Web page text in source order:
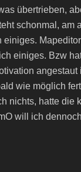
übertrieben,
schonmal, am
einiges. Bzw
wie möglich
nichts, hatte die
will ich